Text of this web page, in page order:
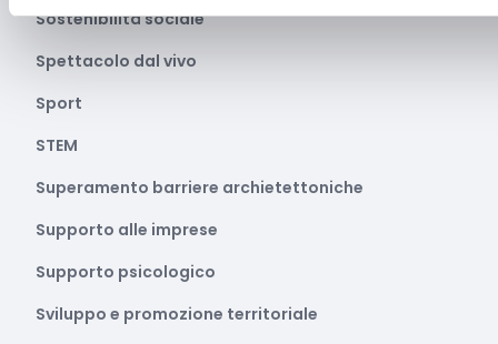
Sostenibilità sociale
Spettacolo dal vivo
Sport
STEM
Superamento barriere archietettoniche
Supporto alle imprese
Supporto psicologico
Sviluppo e promozione territoriale